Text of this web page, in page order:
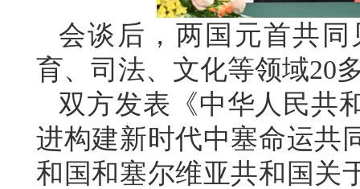
会谈后，两国元首共
育、司法、文化等领域20
双方发表《中华人民共
进构建新时代中塞命运共
和国和塞尔维亚共和国关